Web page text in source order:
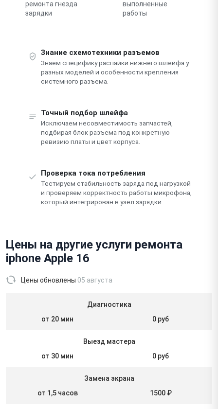
ремонта гнезда
зарядки
выполненные
работы
Знание схемотехники разъемов
Знаем специфику распайки нижнего шлейфа у
разных моделей и особенности крепления
системного разъема.
Точный подбор шлейфа
Исключаем несовместимость запчастей,
подбирая блок разъема под конкретную
ревизию платы и цвет корпуса.
Проверка тока потребления
Тестируем стабильность заряда под нагрузкой
и проверяем корректность работы микрофона,
который интегрирован в узел зарядки.
Цены на другие услуги ремонта
iphone Apple 16
Цены обновлены 05 августа
Диагностика
от 20 мин
0 руб
Выезд мастера
от 30 мин
0 руб
Замена экрана
от 1,5 часов
1500 ₽